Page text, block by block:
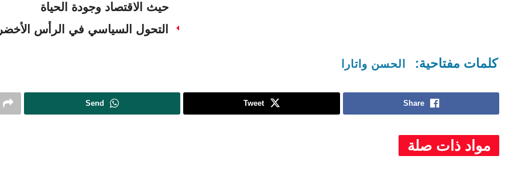
حيث الاقتصاد وجودة الحياة
التحول السياسي في الرأس الأخضر
كلمات مفتاحية: الحسن واتارا
Share
Tweet
Send
مواد ذات صلة